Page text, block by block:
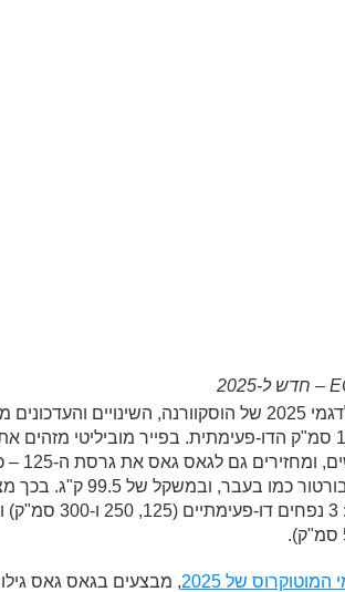
כצפוי, וכדומה לדגמי 2025 של הוסקוורנה,
של גרסת ה-125 סמ"ק הדו-פעימתית. בפייר מוביליטי
המוטוקרוס של 2025
, מבצעים בגאס גאס